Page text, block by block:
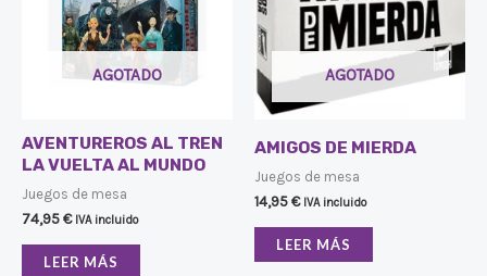
AGOTADO
AVENTUREROS AL TREN
LA VUELTA AL MUNDO
Juegos de mesa
74,95€ IVA incluido
LEER MÁS
AGOTADO
AMIGOS DE MIERDA
Juegos de mesa
14,95€ IVA incluido
LEER MÁS